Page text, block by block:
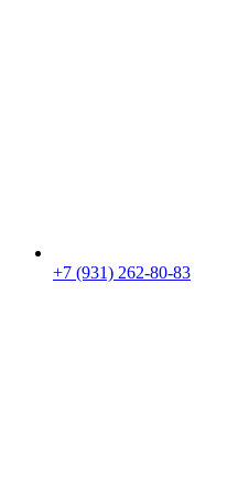
+7 (931) 262-80-83